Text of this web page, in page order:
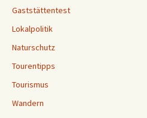
Gaststättentest
Lokalpolitik
Naturschutz
Tourentipps
Tourismus
Wandern